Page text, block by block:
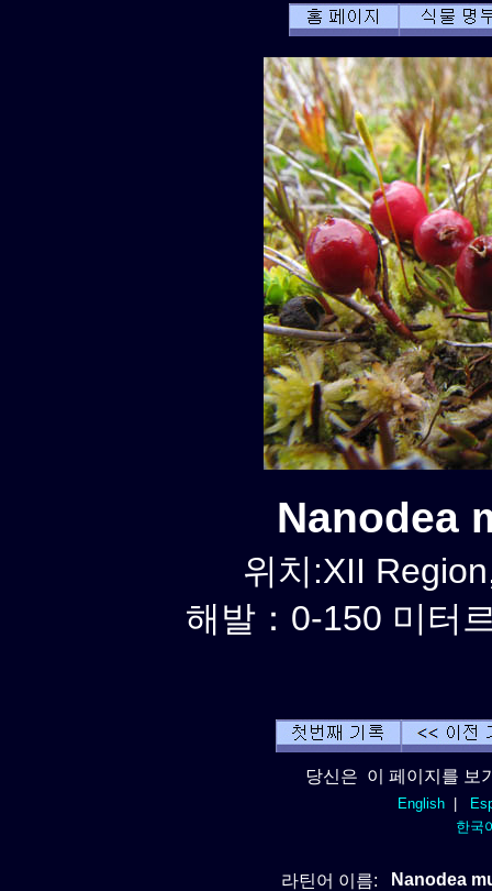
Nanodea
위치:XII
해발：0-150 미터
당신은 이 페이지를 보
English|
한국
라틴어 이름:
Nanodea